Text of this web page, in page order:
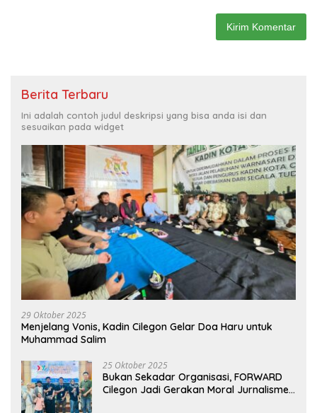
Berita Terbaru
Ini adalah contoh judul deskripsi yang bisa anda isi dan
sesuaikan pada widget
29 Oktober 2025
Menjelang Vonis, Kadin Cilegon Gelar Doa Haru untuk
Muhammad Salim
25 Oktober 2025
Bukan Sekadar Organisasi, FORWARD
Cilegon Jadi Gerakan Moral Jurnalisme